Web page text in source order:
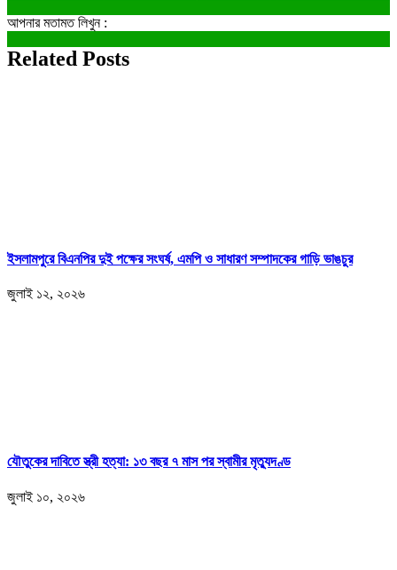
আপনার মতামত লিখুন :
Related Posts
ইসলামপুরে বিএনপির দুই পক্ষের সংঘর্ষ, এমপি ও সাধারণ সম্পাদকের গাড়ি ভাঙচুর
জুলাই ১২, ২০২৬
যৌতুকের দাবিতে স্ত্রী হত্যা: ১৩ বছর ৭ মাস পর স্বামীর মৃত্যুদণ্ড
জুলাই ১০, ২০২৬